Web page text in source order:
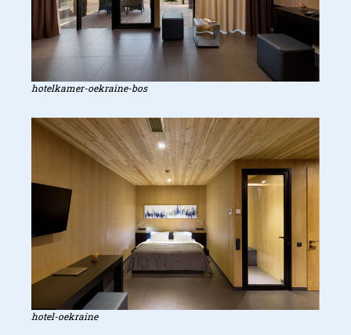
hotelkamer-oekraine-bos
hotel-oekraine